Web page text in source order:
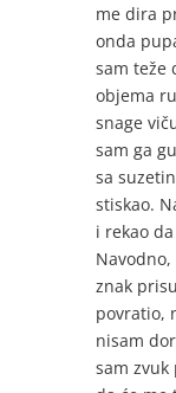
me dira
onda
sam teže
objema
snage
sam ga
sa
stiskao.
i rekao
znak
povratio,
nisam
sam